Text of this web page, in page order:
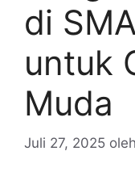
di
untuk
Muda
Juli 27, 2025 oleh